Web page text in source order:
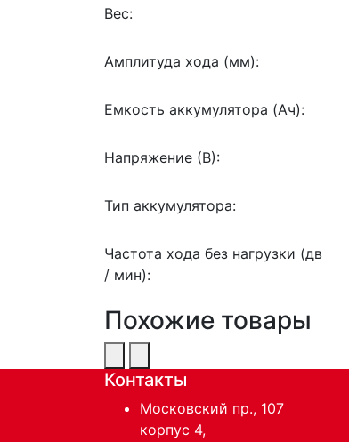
Вес:
Амплитуда хода (мм):
Емкость аккумулятора (Ач):
Напряжение (В):
Тип аккумулятора:
Частота хода без нагрузки (дв
/ мин):
Похожие товары
Контакты
Московский пр., 107
корпус 4,